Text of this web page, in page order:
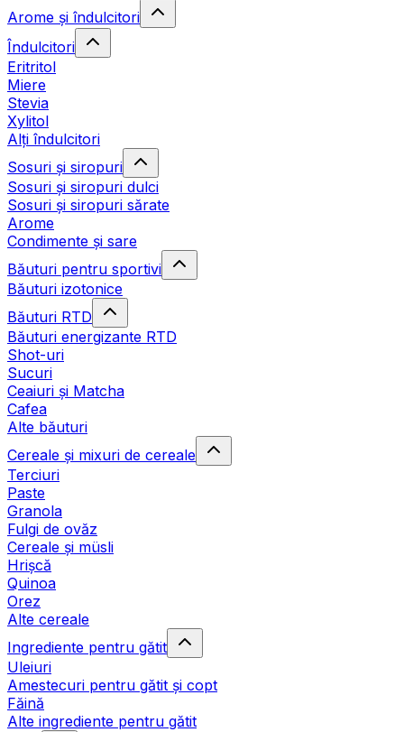
Arome și îndulcitori
Îndulcitori
Eritritol
Miere
Stevia
Xylitol
Alți îndulcitori
Sosuri și siropuri
Sosuri și siropuri dulci
Sosuri și siropuri sărate
Arome
Condimente și sare
Băuturi pentru sportivi
Băuturi izotonice
Băuturi RTD
Băuturi energizante RTD
Shot-uri
Sucuri
Ceaiuri și Matcha
Cafea
Alte băuturi
Cereale și mixuri de cereale
Terciuri
Paste
Granola
Fulgi de ovăz
Cereale și müsli
Hrișcă
Quinoa
Orez
Alte cereale
Ingrediente pentru gătit
Uleiuri
Amestecuri pentru gătit și copt
Făină
Alte ingrediente pentru gătit